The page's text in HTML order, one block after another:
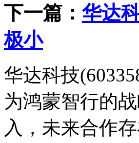
下一篇： 华达
极小
华达科技
为鸿蒙智行的
入，未来合作